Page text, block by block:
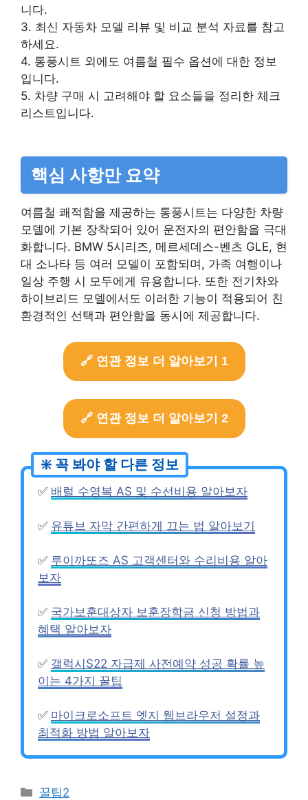
니다.
3. 최신 자동차 모델 리뷰 및 비교 분석 자료를 참고
하세요.
4. 통풍시트 외에도 여름철 필수 옵션에 대한 정보
입니다.
5. 차량 구매 시 고려해야 할 요소들을 정리한 체크
리스트입니다.
핵심 사항만 요약
여름철 쾌적함을 제공하는 통풍시트는 다양한 차량
모델에 기본 장착되어 있어 운전자의 편안함을 극대
화합니다. BMW 5시리즈, 메르세데스-벤츠 GLE, 현
대 소나타 등 여러 모델이 포함되며, 가족 여행이나
일상 주행 시 모두에게 유용합니다. 또한 전기차와
하이브리드 모델에서도 이러한 기능이 적용되어 친
환경적인 선택과 편안함을 동시에 제공합니다.
🔗 연관 정보 더 알아보기 1
🔗 연관 정보 더 알아보기 2
✅ 배럴 수영복 AS 및 수선비용 알아보자
✅ 유튜브 자막 간편하게 끄는 법 알아보기
✅ 루이까또즈 AS 고객센터와 수리비용 알아
보자
✅ 국가보훈대상자 보훈장학금 신청 방법과
혜택 알아보자
✅ 갤럭시S22 자급제 사전예약 성공 확률 높
이는 4가지 꿀팁
✅ 마이크로소프트 엣지 웹브라우저 설정과
최적화 방법 알아보자
Categories
꿀팁2